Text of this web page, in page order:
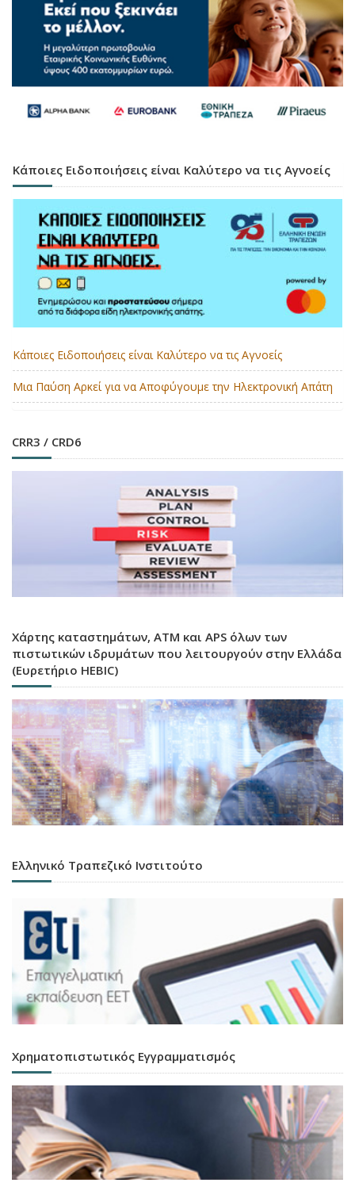
Κάποιες Ειδοποιήσεις είναι Καλύτερο να τις Αγνοείς
Κάποιες Ειδοποιήσεις είναι Καλύτερο να τις Αγνοείς
Μια Παύση Αρκεί για να Αποφύγουμε την Ηλεκτρονική Απάτη
CRR3 / CRD6
Χάρτης καταστημάτων, ATM και APS όλων των
πιστωτικών ιδρυμάτων που λειτουργούν στην Ελλάδα
(Ευρετήριο HEBIC)
Ελληνικό Τραπεζικό Ινστιτούτο
Χρηματοπιστωτικός Εγγραμματισμός